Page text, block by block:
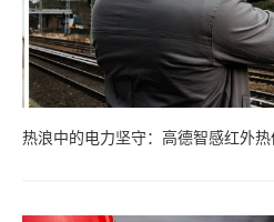
热浪中的电力坚守：高德智感红外